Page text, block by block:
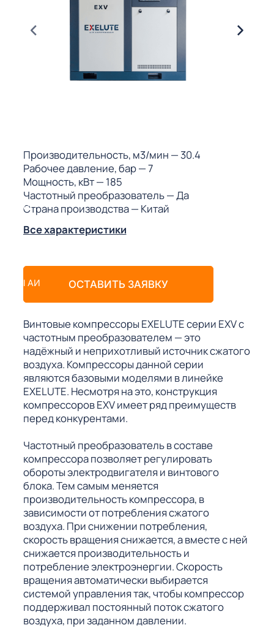
Производительность, м3/мин — 30.4
Рабочее давление, бар— 7
Мощность, кВт— 185
Частотный преобразователь— Да
Страна производства— Китай
Все характеристики
ОСТАВИТЬ ЗАЯВКУ
Винтовые компрессоры EXELUTE серии EXV с
частотным преобразователем — это
надёжный и неприхотливый источник сжатого
воздуха. Компрессоры данной серии
являются базовыми моделями в линейке
EXELUTE. Несмотря на это, конструкция
компрессоров EXV имеет ряд преимуществ
перед конкурентами.
Частотный преобразователь в составе
компрессора позволяет регулировать
обороты электродвигателя и винтового
блока. Тем самым меняется
производительность компрессора, в
зависимости от потребления сжатого
воздуха. При снижении потребления,
скорость вращения снижается, а вместе с ней
снижается производительность и
потребление электроэнергии. Скорость
вращения автоматически выбирается
системой управления так, чтобы компрессор
поддерживал постоянный поток сжатого
воздуха, при заданном давлении.
(МКС)
АИ